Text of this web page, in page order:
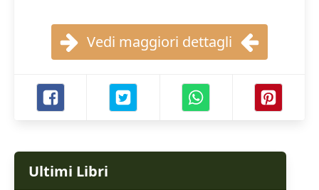
Vedi maggiori dettagli
Ultimi Libri